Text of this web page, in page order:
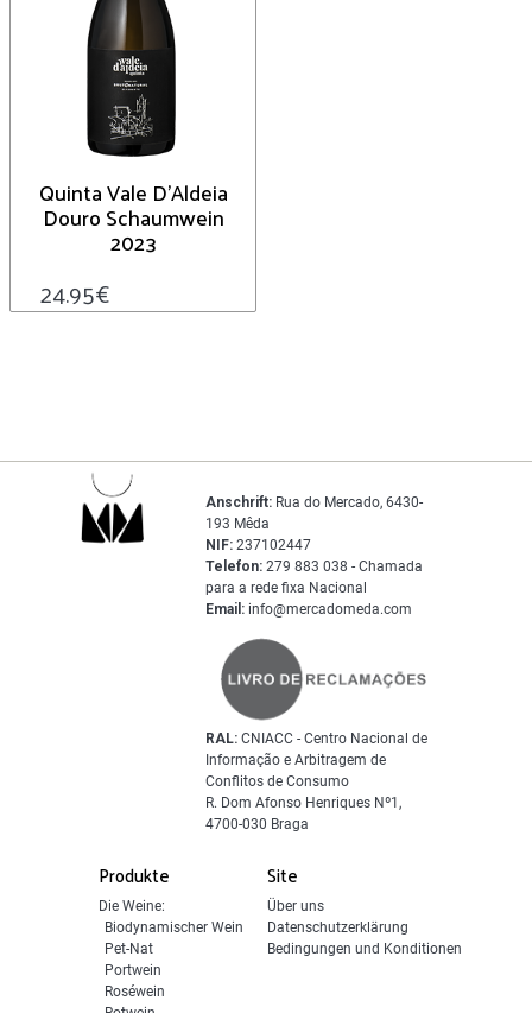
Quinta Vale D’Aldeia
Douro Schaumwein
2023
24.95€
Produkte
Die Weine:
Biodynamischer Wein
Pet-Nat
Portwein
Roséwein
Site
Über uns
Datenschutzerklärung
Bedingungen und Konditionen
Anschrift: Rua do Mercado, 6430-
193 Mêda
NIF: 237102447
Telefon: 279 883 038 - Chamada
para a rede fixa Nacional
Email: info@mercadomeda.com
RAL: CNIACC - Centro Nacional de
Informação e Arbitragem de
Conflitos de Consumo
R. Dom Afonso Henriques Nº1,
4700-030 Braga